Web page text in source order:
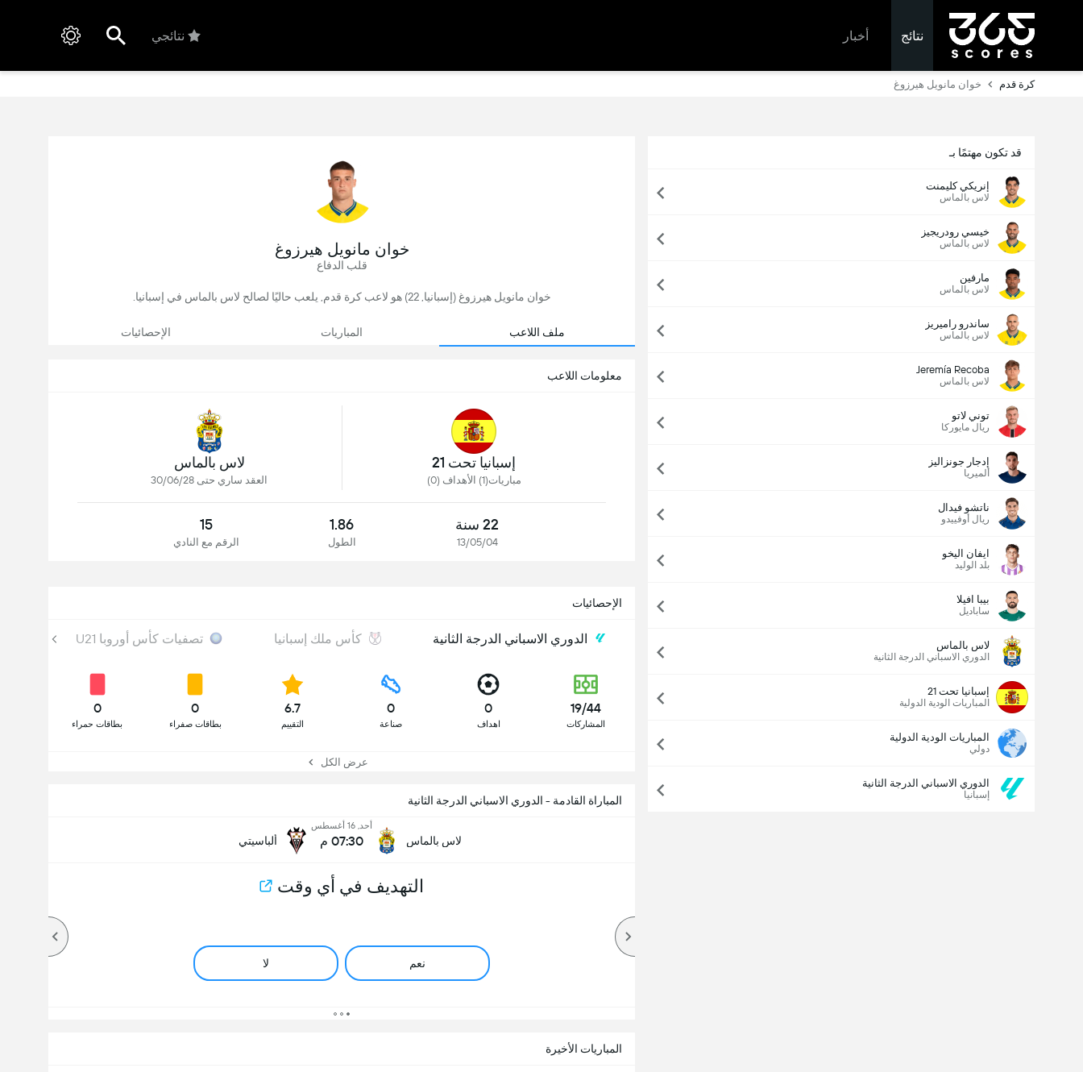
نتائج أخبار نتائجي
كرة قدم خوان مانويل هيرزوغ
قد تكون مهتمًا بـ
إنريكي كليمنت
لاس بالماس
خيسي رودريجيز
لاس بالماس
مارفين
لاس بالماس
ساندرو راميريز
لاس بالماس
Jeremía Recoba
لاس بالماس
توني لاتو
ريال مايوركا
إدجار جونزاليز
ألميريا
ناتشو فيدال
ريال أوفييدو
ايفان اليخو
بلد الوليد
بيبا افيلا
ساباديل
لاس بالماس
الدوري الاسباني الدرجة الثانية
إسبانيا تحت 21
المباريات الودية الدولية
المباريات الودية الدولية
دولي
الدوري الاسباني الدرجة الثانية
إسبانيا
خوان مانويل هيرزوغ
قلب الدفاع
خوان مانويل هيرزوغ (إسبانيا, 22) هو لاعب كرة قدم, يلعب حاليًا لصالح لاس بالماس في إسبانيا.
ملف اللاعب المباريات الإحصائيات
معلومات اللاعب
إسبانيا تحت 21
مباريات(1) الأهداف (0)
لاس بالماس
العقد ساري حتى 30/06/28
22 سنة
13/05/04
1.86
الطول
15
الرقم مع النادي
الإحصائيات
الدوري الاسباني الدرجة الثانية كأس ملك إسبانيا تصفيات كأس أوروبا U21
19/44
المشاركات
0
اهداف
0
صناعة
6.7
التقييم
0
بطاقات صفراء
0
بطاقات حمراء
عرض الكل
المباراة القادمة - الدوري الاسباني الدرجة الثانية
لاس بالماس
أحد, 16 أغسطس
07:30 م ألباسيتي
التهديف في أي وقت
نعم لا
المباريات الأخيرة